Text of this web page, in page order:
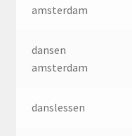
amsterdam
dansen
amsterdam
danslessen